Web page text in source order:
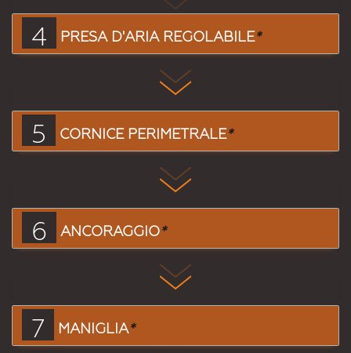
4 PRESA D'ARIA REGOLABILE*
5 CORNICE PERIMETRALE*
6 ANCORAGGIO*
7 MANIGLIA*